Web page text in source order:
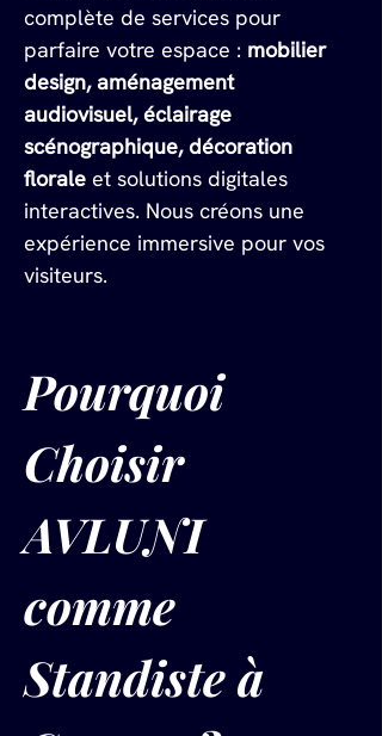
complète de services pour
parfaire votre espace : mobilier
design, aménagement
audiovisuel, éclairage
scénographique, décoration
florale et solutions digitales
interactives. Nous créons une
expérience immersive pour vos
visiteurs.
Pourquoi
Choisir
AVLUNI
comme
Standiste à